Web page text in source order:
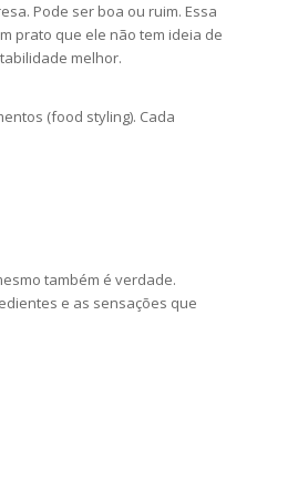
Pode ser boa ou ruim. Essa
prato que ele não tem ideia de
melhor.
(food styling). Cada
também é verdade.
e as sensações que